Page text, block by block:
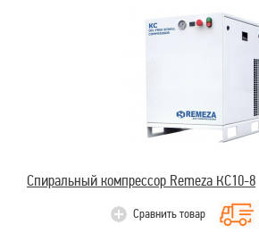
Спиральный компрессор Remeza КС10-8
Сравнить товар